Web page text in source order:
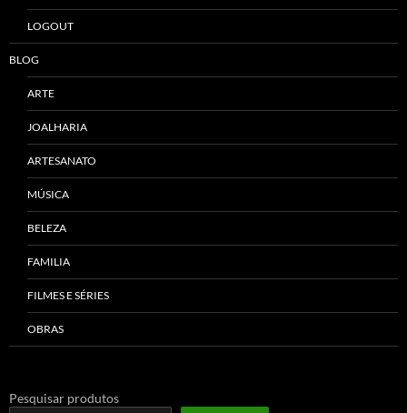
LOGOUT
BLOG
ARTE
JOALHARIA
ARTESANATO
MÚSICA
BELEZA
FAMILIA
FILMES E SÉRIES
OBRAS
Pesquisar produtos